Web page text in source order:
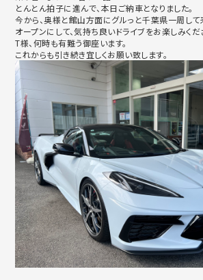
とんとん拍子に進んで、本日ご納車となりました。
今から、奥様と館山方面にグルっと千葉県一周して
オープンにして、気持ち良いドライブをお楽しみく
T様、何時も有難う御座います。
これからも引き続き宜しくお願い致します。